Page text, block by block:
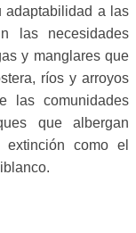
adaptabilidad a las
las necesidades
y manglares que
ríos y arroyos
las comunidades
que albergan
como el